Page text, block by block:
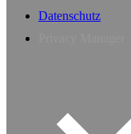
Datenschutz